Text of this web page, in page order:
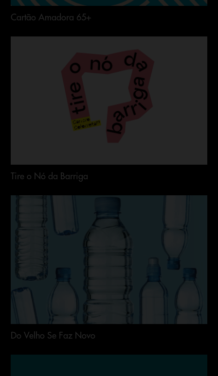
Cartão Amadora 65+
Tire o Nó da Barriga
Do Velho Se Faz Novo